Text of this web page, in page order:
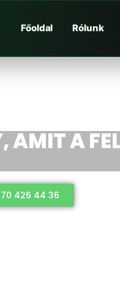
Főoldal Rólunk
AMIT A
426 44 36